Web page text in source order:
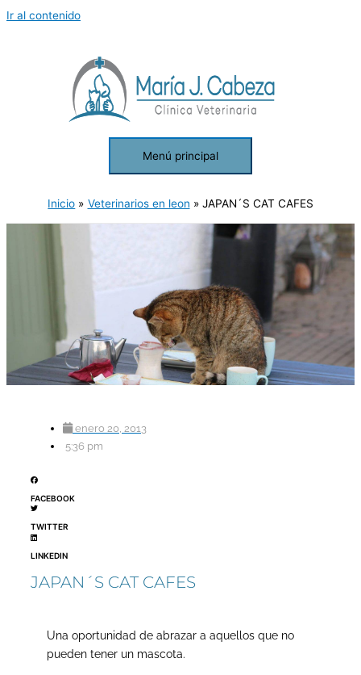
Ir al contenido
Menú principal
Inicio Veterinarios en leon JAPAN´S CAT CAFES
enero 20, 2013
5:36 pm
FACEBOOK
TWITTER
LINKEDIN
JAPAN´S CAT CAFES
Una oportunidad de abrazar a aquellos que no
pueden tener un mascota.